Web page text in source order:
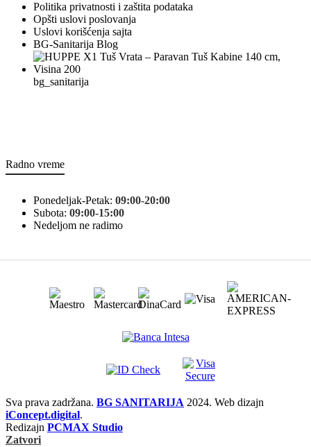
Politika privatnosti i zaštita podataka
Opšti uslovi poslovanja
Uslovi korišćenja sajta
BG-Sanitarija Blog
bg_sanitarija
Radno vreme
Ponedeljak-Petak: 09:00-20:00
Subota: 09:00-15:00
Nedeljom ne radimo
Sva prava zadržana. BG SANITARIJA 2024. Web dizajn
iConcept.digital.
Redizajn PCMAX Studio
Zatvori